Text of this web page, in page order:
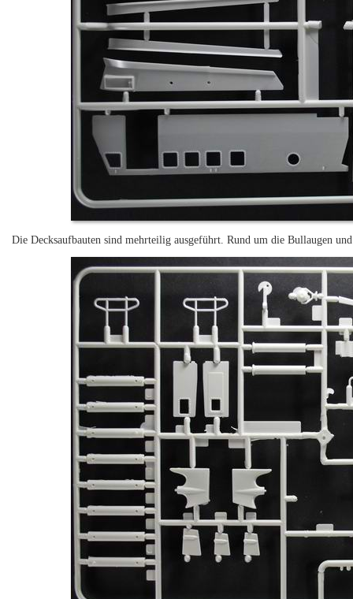
Die Decksaufbauten sind mehrteilig ausgeführt. Rund um die Bullaugen